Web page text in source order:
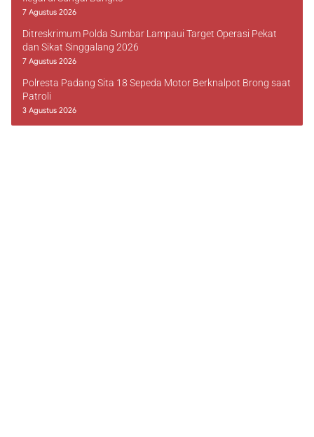
7 Agustus 2026
Ditreskrimum Polda Sumbar Lampaui Target Operasi Pekat
dan Sikat Singgalang 2026
7 Agustus 2026
Polresta Padang Sita 18 Sepeda Motor Berknalpot Brong saat
Patroli
3 Agustus 2026